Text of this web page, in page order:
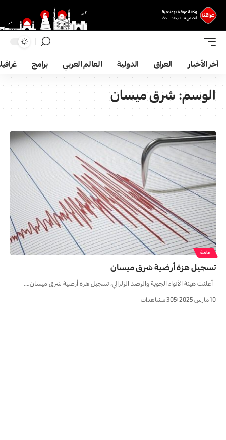
آخر الأخبار العراق الدولية العالم العربي برامج
الوسم:شرق ميسان
عامة
تسجيل هزة أرضية شرق ميسان
أعلنت هيئة الأنواء الجوية والرصد الزلزالي، تسجيل هزة أرضية شرق ميسان.…
10 مارس 2025 305 مشاهدات